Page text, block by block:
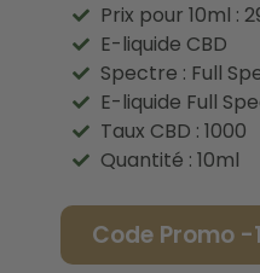
Prix pour 10ml :
E-liquide CBD
Spectre : Full
E-liquide Full
Taux CBD : 1000
Quantité : 10ml
Code Promo -